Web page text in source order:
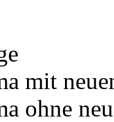
mit
ohne